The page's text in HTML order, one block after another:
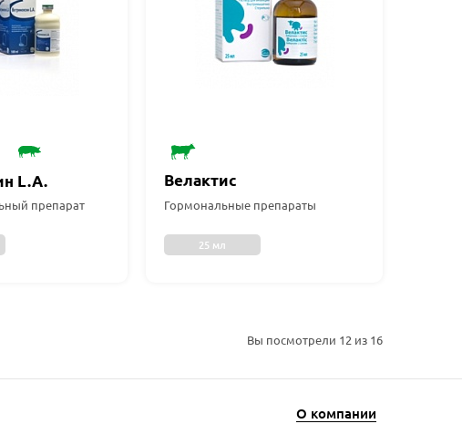
L.A.
препарат
Велактис
Гормональные препараты
25 мл
Вы посмотрели 12 из 16
О компании